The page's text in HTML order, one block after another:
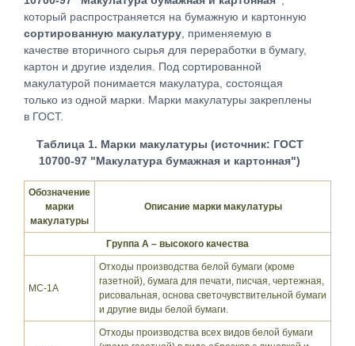
который распространяется на бумажную и картонную
сортированную макулатуру, применяемую в
качестве вторичного сырья для переработки в бумагу,
картон и другие изделия. Под сортированной
макулатурой понимается макулатура, состоящая
только из одной марки. Марки макулатуры закреплены
в ГОСТ.
Таблица 1. Марки макулатуры (источник: ГОСТ
10700-97 "Макулатура бумажная и картонная")
Обозначение
марки
макулатуры
Описание марки макулатуры
Группа А – высокого качества
МС-1А
Отходы производства белой бумаги (кроме
газетной), бумага для печати, писчая, чертежная,
рисовальная, основа светочувствительной бумаги
и другие виды белой бумаги.
Отходы производства всех видов белой бумаги